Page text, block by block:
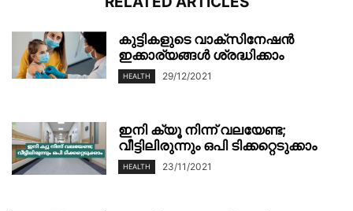
കുട്ടികളുടെ വാക്സിനേഷൻ
ഇക്കാര്യങ്ങൾ ശ്രദ്ധിക്കാം
HEALTH 29/12/2021
ഇനി ക്യൂ നിന്ന് വലയേണ്ട;
വീട്ടിലിരുന്നും ഒപി ടിക്കറ്റെടുക്കാം
HEALTH 23/11/2021